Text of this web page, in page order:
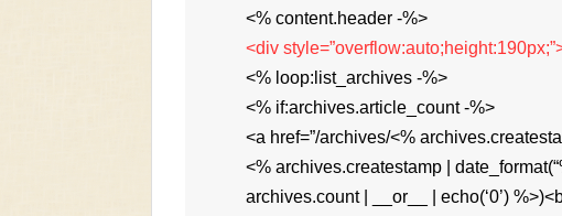
<% content.header -%>
<div
<% loop:list_archives -%>
<% if:archives.article_count -%>
<a href=”/archives/<%
<% archives.createstamp |
archives.count | __or__ | echo(‘0’)